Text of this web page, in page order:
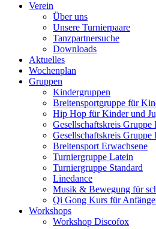
Verein
Über uns
Unsere Turnierpaare
Tanzpartnersuche
Downloads
Aktuelles
Wochenplan
Gruppen
Kindergruppen
Breitensportgruppe für
Hip Hop für Kinder und
Gesellschaftskreis Gruppe
Gesellschaftskreis Gruppe
Breitensport Erwachsene
Turniergruppe Latein
Turniergruppe Standard
Linedance
Musik & Bewegung für
Qi Gong Kurs für
Workshops
Workshop Discofox